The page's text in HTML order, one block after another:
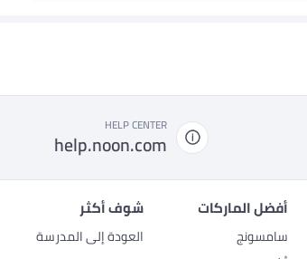
HELP CENTER
help.noon.com
أفضل الماركات
سامسونج
شوف أكثر
العودة إلى المدرسة